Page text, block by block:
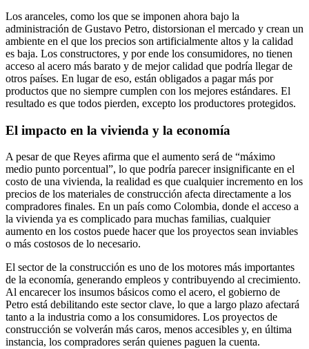
Los aranceles, como los que se imponen ahora bajo la
administración de Gustavo Petro, distorsionan el mercado y crean un
ambiente en el que los precios son artificialmente altos y la calidad
es baja. Los constructores, y por ende los consumidores, no tienen
acceso al acero más barato y de mejor calidad que podría llegar de
otros países. En lugar de eso, están obligados a pagar más por
productos que no siempre cumplen con los mejores estándares. El
resultado es que todos pierden, excepto los productores protegidos.
El impacto en la vivienda y la economía
A pesar de que Reyes afirma que el aumento será de “máximo
medio punto porcentual”, lo que podría parecer insignificante en el
costo de una vivienda, la realidad es que cualquier incremento en los
precios de los materiales de construcción afecta directamente a los
compradores finales. En un país como Colombia, donde el acceso a
la vivienda ya es complicado para muchas familias, cualquier
aumento en los costos puede hacer que los proyectos sean inviables
o más costosos de lo necesario.
El sector de la construcción es uno de los motores más importantes
de la economía, generando empleos y contribuyendo al crecimiento.
Al encarecer los insumos básicos como el acero, el gobierno de
Petro está debilitando este sector clave, lo que a largo plazo afectará
tanto a la industria como a los consumidores. Los proyectos de
construcción se volverán más caros, menos accesibles y, en última
instancia, los compradores serán quienes paguen la cuenta.